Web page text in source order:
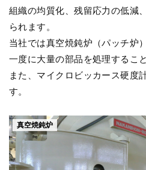
組織の均質化、残留応力の低減
られます。
当社では真空焼鈍炉（パッチ炉
一度に大量の部品を処理するこ
また、マイクロビッカース硬度
す。
真空焼鈍炉